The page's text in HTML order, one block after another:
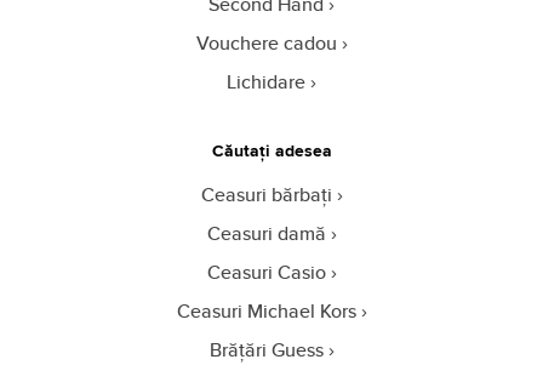
Vouchere cadou
Lichidare
Căutați adesea
Ceasuri bărbați
Ceasuri damă
Ceasuri Casio
Ceasuri Michael Kors
Brățări Guess